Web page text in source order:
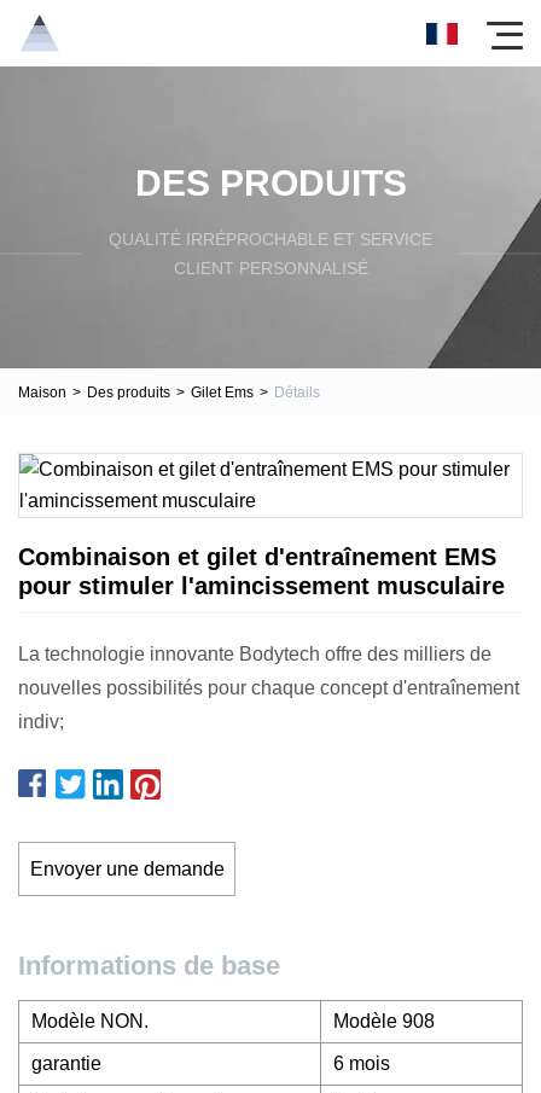
DES PRODUITS
QUALITÉ IRRÉPROCHABLE ET SERVICE
CLIENT PERSONNALISÉ
Maison > Des produits > Gilet Ems > Détails
Combinaison et gilet d'entraînement EMS
pour stimuler l'amincissement musculaire
La technologie innovante Bodytech offre des milliers de
nouvelles possibilités pour chaque concept d'entraînement
indiv;
Envoyer une demande
Informations de base
Modèle NON. Modèle 908
garantie 6 mois